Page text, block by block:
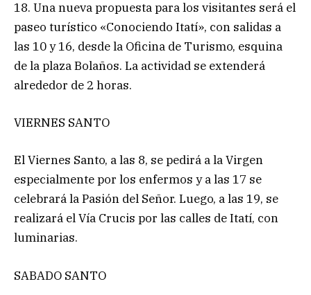
18. Una nueva propuesta para los visitantes será el
paseo turístico «Conociendo Itatí», con salidas a
las 10 y 16, desde la Oficina de Turismo, esquina
de la plaza Bolaños. La actividad se extenderá
alrededor de 2 horas.
VIERNES SANTO
El Viernes Santo, a las 8, se pedirá a la Virgen
especialmente por los enfermos y a las 17 se
celebrará la Pasión del Señor. Luego, a las 19, se
realizará el Vía Crucis por las calles de Itatí, con
luminarias.
SABADO SANTO